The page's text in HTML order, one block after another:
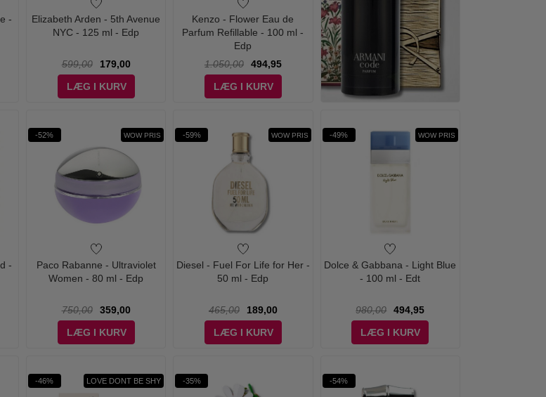
-
Elizabeth Arden - 5th Avenue
NYC - 125 ml - Edp
599,00
179,00
LÆG I KURV
Kenzo - Flower Eau de
Parfum Refillable - 100 ml -
Edp
1.050,00
494,95
LÆG I KURV
-
-52% WOW PRIS
Paco Rabanne - Ultraviolet
Women - 80 ml - Edp
750,00
359,00
LÆG I KURV
-59% WOW PRIS
Diesel - Fuel For Life for Her -
50 ml - Edp
465,00
189,00
LÆG I KURV
-49% WOW PRIS
Dolce & Gabbana - Light Blue
- 100 ml - Edt
980,00
494,95
LÆG I KURV
-46% LOVE DONT BE SHY -35% -54%